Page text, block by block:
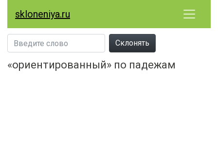
skloneniya.ru
Склонять
«ориентированный» по падежам